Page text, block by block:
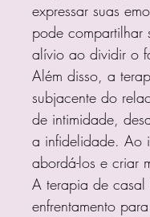
expressar suas
pode compartilhar
alívio ao dividir o
Além disso, a
subjacente do
de intimidade,
a infidelidade. Ao
abordá-los e criar
A terapia de casal
enfrentamento